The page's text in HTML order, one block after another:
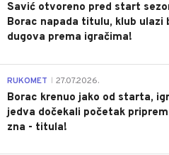
Savić otvoreno pred start
Borac napada titulu, klub ulazi
dugova prema igračima!
RUKOMET 27.07.2026.
Borac krenuo jako od starta,
jedva dočekali početak
zna - titula!